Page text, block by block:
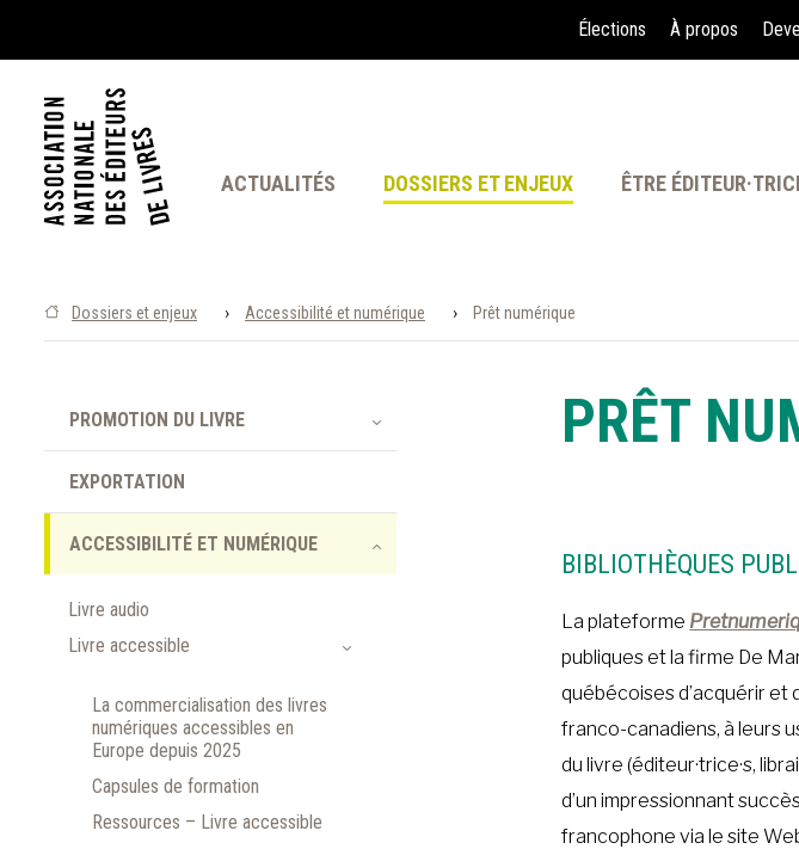
Élections À propos
ACTUALITÉS DOSSIERS ET ENJEUX ÊTRE
Dossiers et enjeux › Accessibilité et numérique › Prêt numérique
PRÊT
BIBLIOTHÈQUES
La plateforme
publiques et la firme De
québécoises d’acquérir
franco-canadiens, à leurs
du livre (éditeur·trice·s,
d’un impressionnant
francophone via le site
PROMOTION DU LIVRE
EXPORTATION
ACCESSIBILITÉ ET NUMÉRIQUE
Livre audio
Livre accessible
La commercialisation des livres
numériques accessibles en
Europe depuis 2025
Capsules de formation
Ressources – Livre accessible